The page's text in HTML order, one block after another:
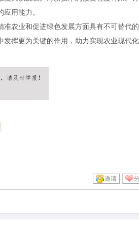
用能力。
农业和促进绿色发展方面具有不可替代
挥更为关键的作用，助力实现农业现代
邀请